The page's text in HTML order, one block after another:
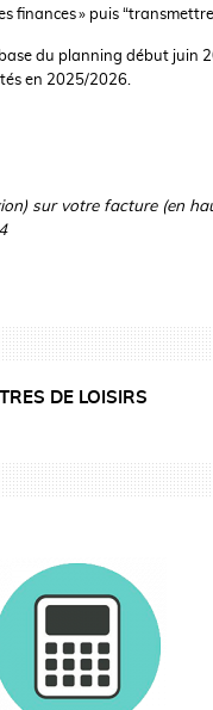
finances » puis
du planning début juin
en 2025/2026.
sur votre facture (en
DE LOISIRS